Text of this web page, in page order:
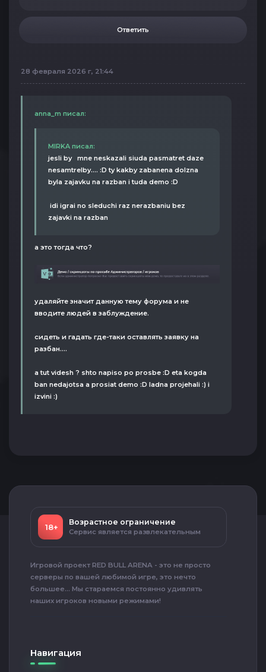
Ответить
28 февраля 2026 г, 21:44
anna_m писал:
MIRKA писал:
jesli by mne neskazali siuda pasmatret daze
nesamtrelby.... :D ty kakby zabanena dolzna
byla zajavku na razban i tuda demo :D
idi igrai no sleduchi raz nerazbaniu bez
zajavki na razban
а это тогда что?
удаляйте значит данную тему форума и не
вводите людей в заблуждение.
сидеть и гадать где-таки оставлять заявку на
разбан....
a tut videsh ? shto napiso po prosbe :D eta kogda
ban nedajotsa a prosiat demo :D ladna projehali :) i
izvini :)
18+
Возрастное ограничение
Сервис является развлекательным
Игровой проект RED BULL ARENA - это не просто
серверы по вашей любимой игре, это нечто
большее... Мы стараемся постоянно удивлять
наших игроков новыми режимами!
Навигация